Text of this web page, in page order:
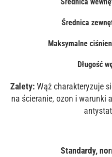
Średnica
Średnica
Maksymalne
Długość
Zalety: Wąż charakteryzuje
na ścieranie, ozon i warunki
Standardy,